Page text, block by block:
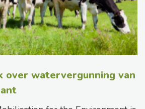
over watervergunning van